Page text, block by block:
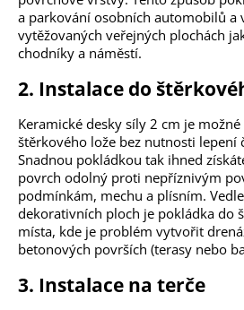
a parkování osobních automobilů a
vytěžovaných veřejných plochách
chodníky a náměstí.
2. Instalace do
Keramické desky síly 2 cm je
štěrkového lože bez nutnosti lepení
Snadnou pokládkou tak ihned
povrch odolný proti nepříznivým
podmínkám, mechu a plísním.
dekorativních ploch je pokládka do
místa, kde je problém vytvořit
betonových površích (terasy nebo
3. Instalace na terče